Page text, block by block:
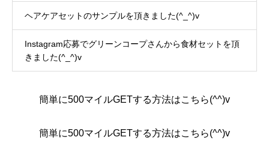
ヘアケアセットのサンプルを頂きました(^_^)v
Instagram応募でグリーンコープさんから食材セットを頂
きました(^_^)v
簡単に500マイルGETする方法はこちら(^^)v
簡単に500マイルGETする方法はこちら(^^)v